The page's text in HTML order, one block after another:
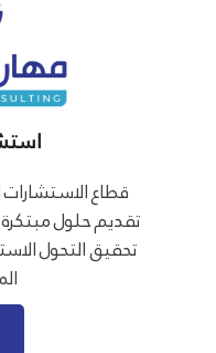
قطاع الاستشارات
تقديم حلول
تحقيق التحول